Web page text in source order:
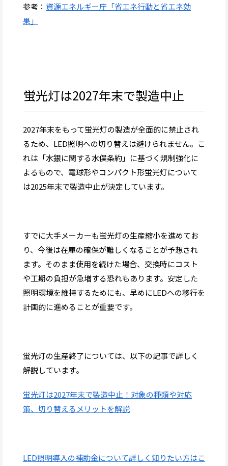
参考： 資源エネルギー庁「省エネ行動と省エネ効
果」
蛍光灯は2027年末で製造中止
2027年末をもって蛍光灯の製造が全面的に禁止され
るため、LED照明への切り替えは避けられません。こ
れは「水銀に関する水俣条約」に基づく規制強化に
よるもので、電球形やコンパクト形蛍光灯について
は2025年末で製造中止が決定しています。
すでに大手メーカーも蛍光灯の生産縮小を進めてお
り、今後は在庫の確保が難しくなることが予想され
ます。そのまま使用を続けた場合、交換時にコスト
や工期の負担が急増する恐れもあります。安定した
照明環境を維持するためにも、早めにLEDへの移行を
計画的に進めることが重要です。
蛍光灯の生産終了については、以下の記事で詳しく
解説しています。
蛍光灯は2027年末で製造中止！対象の種類や対応
策、切り替えるメリットを解説
LED照明導入の補助金について詳しく知りたい方はこ